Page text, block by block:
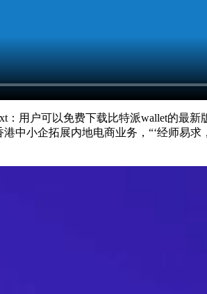
用户可以免费下载比特派wallet的最新
中小企拓展内地电商业务，“‘经师易求